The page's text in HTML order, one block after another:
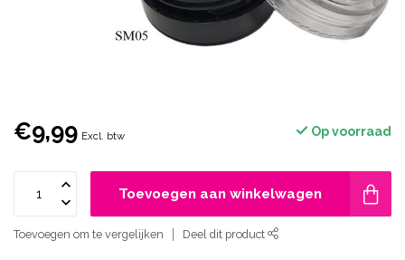
€9,99 Excl. btw Op voorraad
Toevoegen aan winkelwagen
Toevoegen om te vergelijken Deel dit product